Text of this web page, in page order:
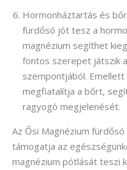
Hormonháztartás és
fürdősó jót tesz a
magnézium segíthet
fontos szerepet játszik
szempontjából.
megfiatalítja a bőrt,
ragyogó megjelenését.
Az Ősi Magnézium
támogatja az
magnézium pótlását teszi